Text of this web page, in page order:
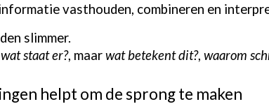
vasthouden, combineren en
slimmer.
wat staat er?, maarwat betekent dit?, waarom
helpt om de sprong te maken